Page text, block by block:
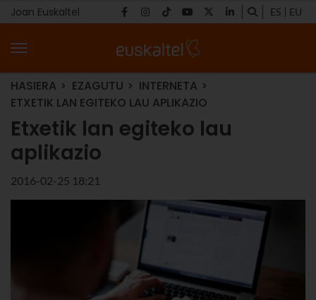
Joan Euskaltel ES EU
HASIERA EZAGUTU
INTERNETA
ETXETIK LAN EGITEKO LAU APLIKAZIO
Etxetik lan egiteko lau
aplikazio
2016-02-25 18:21